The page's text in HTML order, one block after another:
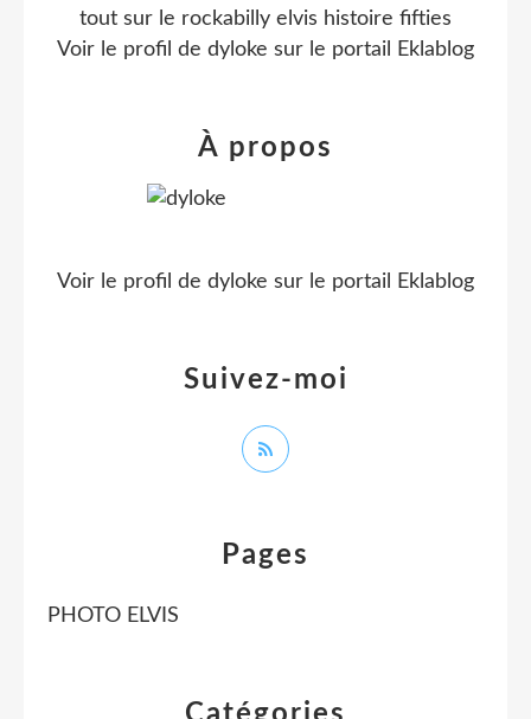
Pages
PHOTO ELVIS
tout sur le rockabilly elvis histoire fifties
Voir le profil de dyloke sur le portail Eklablog
Suivez-moi
À propos
Voir le profil de dyloke sur le portail Eklablog